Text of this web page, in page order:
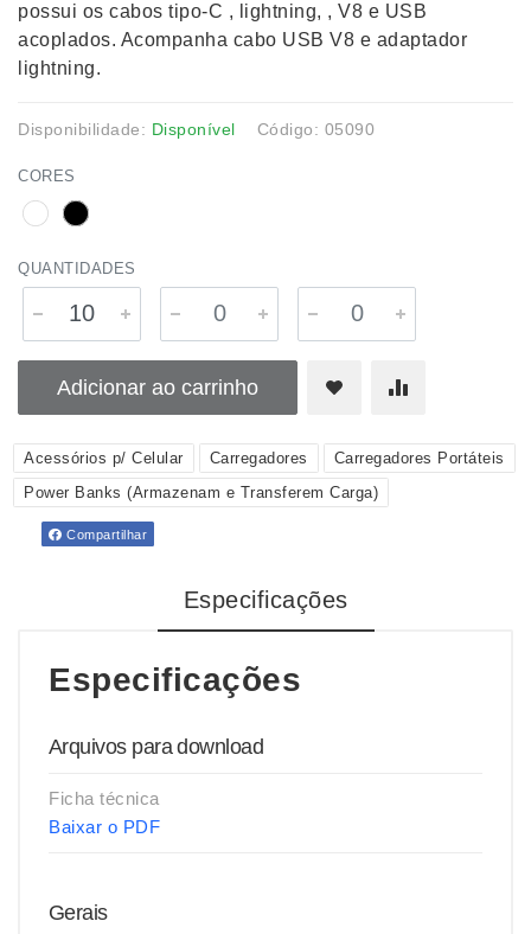
possui os cabos tipo-C , lightning, , V8 e USB
acoplados. Acompanha cabo USB V8 e adaptador
lightning.
Disponibilidade: Disponível Código: 05090
CORES
QUANTIDADES
Adicionar ao carrinho
Acessórios p/ Celular Carregadores
Carregadores Portáteis
Power Banks (Armazenam e Transferem Carga)
Compartilhar
Especificações
Especificações
Arquivos para download
Ficha técnica
Baixar o PDF
Gerais